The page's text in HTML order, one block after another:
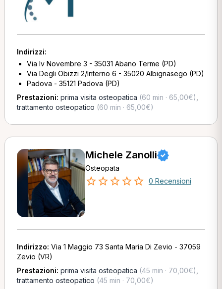
Indirizzi:
Via Iv Novembre 3 - 35031 Abano Terme (PD)
Via Degli Obizzi 2/Interno 6 - 35020 Albignasego (PD)
Padova - 35121 Padova (PD)
Prestazioni: prima visita osteopatica (60 min · 65,00€)
trattamento osteopatico (60 min · 65,00€)
Michele Zanolli
Osteopata
0 Recensioni
Indirizzo: Via 1 Maggio 73 Santa Maria Di Zevio - 37059
Zevio (VR)
Prestazioni: prima visita osteopatica (45 min · 70,00€)
trattamento osteopatico (45 min · 70,00€)